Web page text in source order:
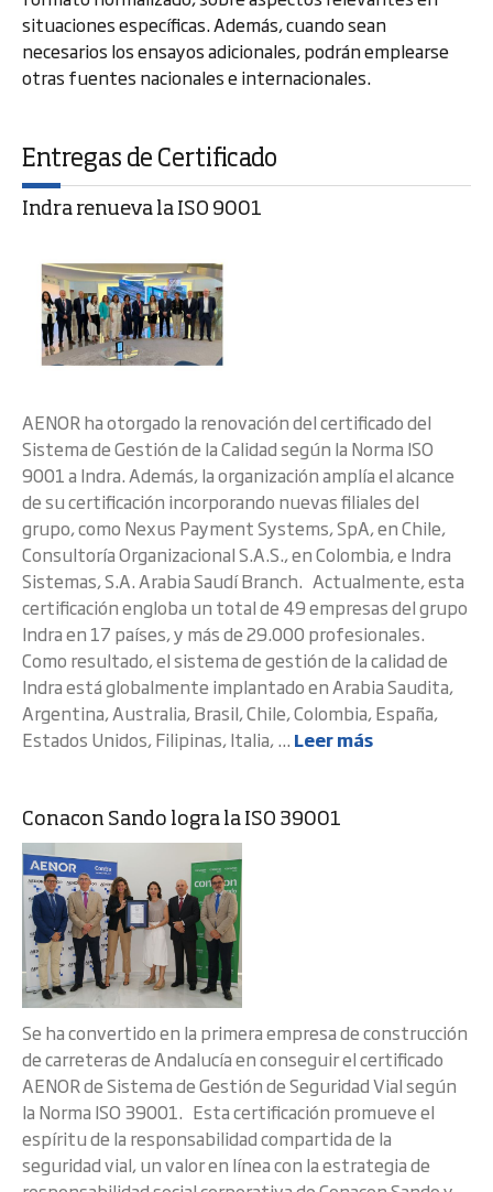
situaciones específicas. Además, cuando sean
necesarios los ensayos adicionales, podrán emplearse
otras fuentes nacionales e internacionales.
Entregas de Certificado
Indra renueva la ISO 9001
AENOR ha otorgado la renovación del certificado del
Sistema de Gestión de la Calidad según la Norma ISO
9001 a Indra. Además, la organización amplía el alcance
de su certificación incorporando nuevas filiales del
grupo, como Nexus Payment Systems, SpA, en Chile,
Consultoría Organizacional S.A.S., en Colombia, e Indra
Sistemas, S.A. Arabia Saudí Branch. Actualmente, esta
certificación engloba un total de 49 empresas del grupo
Indra en 17 países, y más de 29.000 profesionales.
Como resultado, el sistema de gestión de la calidad de
Indra está globalmente implantado en Arabia Saudita,
Argentina, Australia, Brasil, Chile, Colombia, España,
Estados Unidos, Filipinas, Italia, ... Leer más
Conacon Sando logra la ISO 39001
Se ha convertido en la primera empresa de construcción
de carreteras de Andalucía en conseguir el certificado
AENOR de Sistema de Gestión de Seguridad Vial según
la Norma ISO 39001. Esta certificación promueve el
espíritu de la responsabilidad compartida de la
seguridad vial, un valor en línea con la estrategia de